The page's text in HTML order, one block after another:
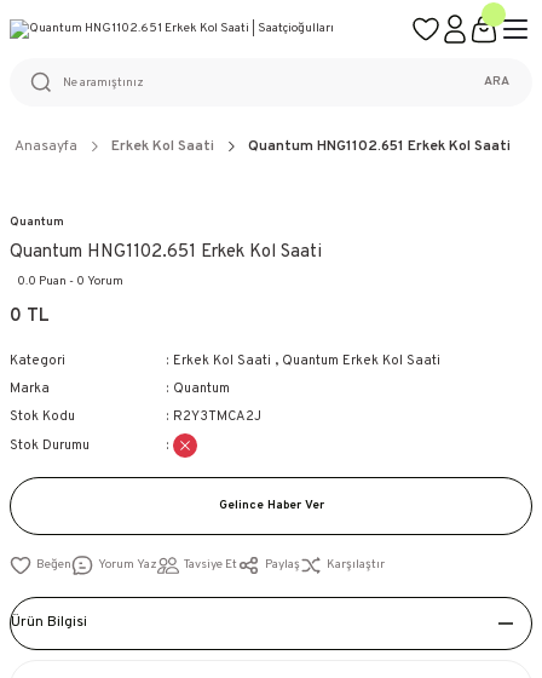
%100 ORİJİNAL ÜRÜN GARANTİSİ
ARA
Anasayfa Erkek Kol Saati Quantum HNG1102.651 Erkek Kol Saati
Quantum
Quantum HNG1102.651 Erkek Kol Saati
0.0 Puan - 0 Yorum
0 TL
Kategori Erkek Kol Saati , Quantum Erkek Kol Saati
Marka
Quantum
Stok Kodu
R2Y3TMCA2J
Stok Durumu
Gelince Haber Ver
Yorum Yaz Tavsiye Et Paylaş Karşılaştır
Ürün Bilgisi